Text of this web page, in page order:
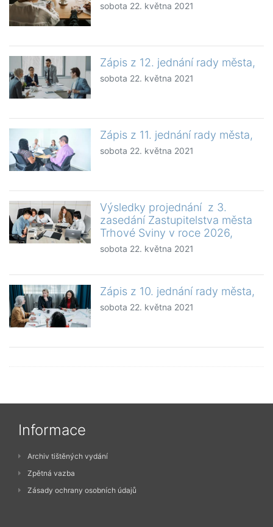
sobota 22. května 2021
Zápis z 12. jednání rady města,
sobota 22. května 2021
Zápis z 11. jednání rady města,
sobota 22. května 2021
Výsledky projednání z 3.
zasedání Zastupitelstva města
Trhové Sviny v roce 2026,
sobota 22. května 2021
Zápis z 10. jednání rady města,
sobota 22. května 2021
Informace
Archiv tištěných vydání
Zpětná vazba
Zásady ochrany osobních údajů